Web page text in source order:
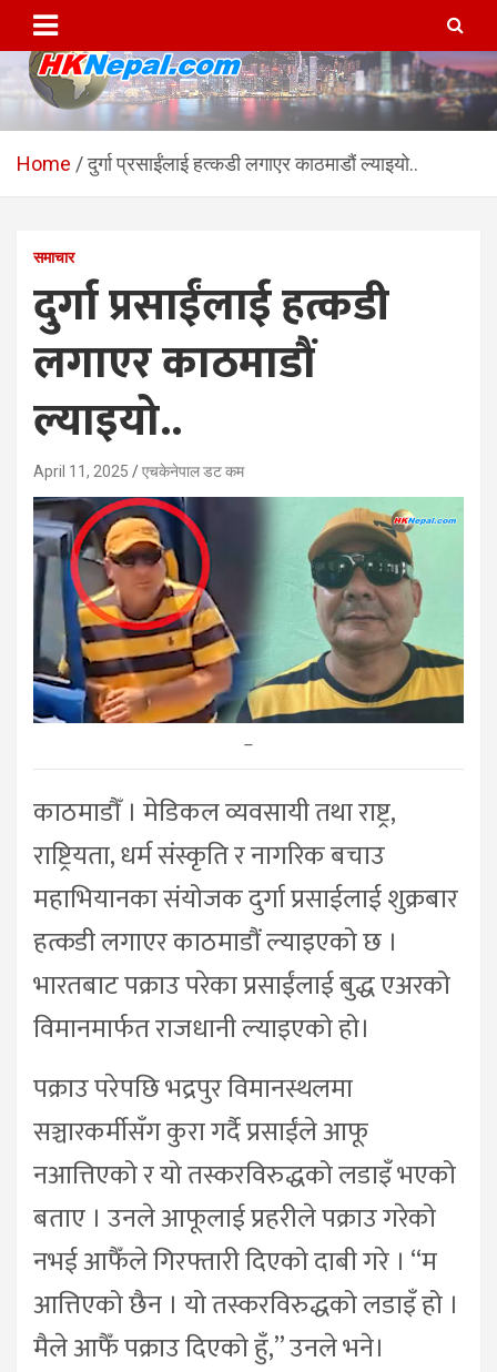
content
HKNepal.com – हङकङबाट
सञ्चालित पहिलो नेपाली अनलाईन
hknepal, hknepal.com, hk nepal, hk nepal com
Home दुर्गा प्रसाईंलाई हत्कडी लगाएर काठमाडौं ल्याइयो..
समाचार
दुर्गा प्रसाईंलाई हत्कडी
लगाएर काठमाडौं
ल्याइयो..
April 11, 2025 एचकेनेपाल डट कम
–
काठमाडौँ । मेडिकल व्यवसायी तथा राष्ट्र,
राष्ट्रियता, धर्म संस्कृति र नागरिक बचाउ
महाभियानका संयोजक दुर्गा प्रसाईलाई शुक्रबार
हत्कडी लगाएर काठमाडौं ल्याइएको छ ।
भारतबाट पक्राउ परेका प्रसाईंलाई बुद्ध एअरको
विमानमार्फत राजधानी ल्याइएको हो।
पक्राउ परेपछि भद्रपुर विमानस्थलमा
सञ्चारकर्मीसँग कुरा गर्दै प्रसाईंले आफू
नआत्तिएको र यो तस्करविरुद्धको लडाइँ भएको
बताए । उनले आफूलाई प्रहरीले पक्राउ गरेको
नभई आफैँले गिरफ्तारी दिएको दाबी गरे । “म
आत्तिएको छैन । यो तस्करविरुद्धको लडाइँ हो ।
मैले आफैँ पक्राउ दिएको हुँ,” उनले भने।